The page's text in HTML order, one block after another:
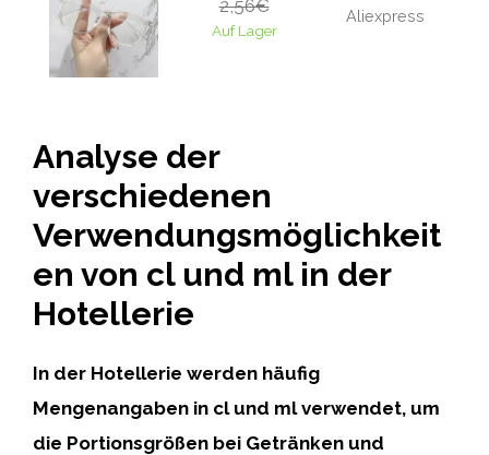
2,56€
Auf Lager
Aliexpress
Analyse der
verschiedenen
Verwendungsmöglichkeit
en von cl und ml in der
Hotellerie
In der Hotellerie werden häufig
Mengenangaben in cl und ml verwendet, um
die Portionsgrößen bei Getränken und